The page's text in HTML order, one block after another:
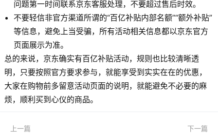
问题第一时间联系京东客服处理，不要超过售后时效。
不要轻信非官方渠道所谓的“百亿补贴内部名额”“额外补贴”
等信息，避免上当受骗，所有活动相关信息都以京东官方
页面展示为准。
总的来说，京东确实有百亿补贴活动，规则也比较清晰透
明，只要按照官方要求参与，就能享受到实实在在的优惠，
大家在购物前多留意活动页面的说明，就能避免不必要的麻
烦，顺利买到心仪的商品。
上一篇
下一篇